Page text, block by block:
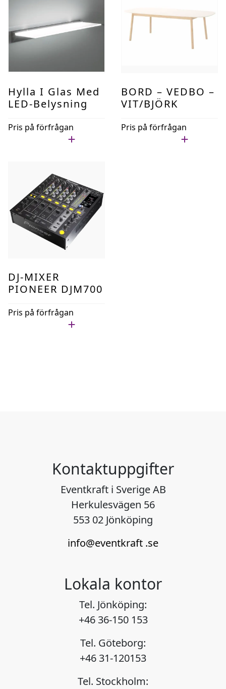
Hylla I Glas Med
LED-Belysning
Pris på förfrågan
BORD – VEDBO –
VIT/BJÖRK
Pris på förfrågan
DJ-MIXER
PIONEER DJM700
Pris på förfrågan
Kontaktuppgifter
Eventkraft i Sverige AB
Herkulesvägen 56
553 02 Jönköping
info@eventkraft .se
Lokala kontor
Tel. Jönköping:
+46 36-150 153
Tel. Göteborg:
+46 31-120153
Tel. Stockholm: